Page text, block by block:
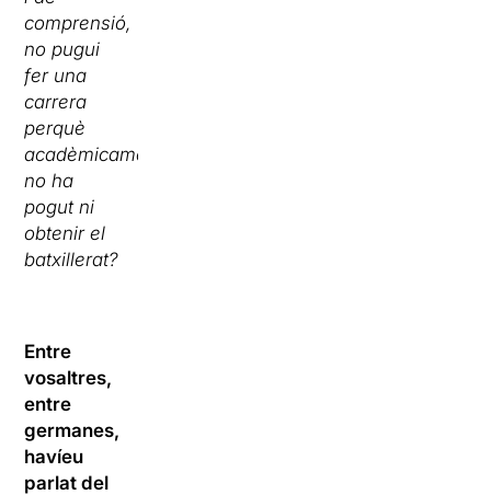
comprensió,
no pugui
fer una
carrera
perquè
acadèmicament
no ha
pogut ni
obtenir el
batxillerat?
Entre
vosaltres,
entre
germanes,
havíeu
parlat del